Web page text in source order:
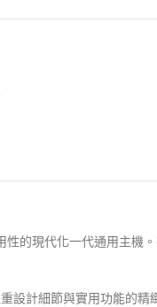
的現代化一代通用主
設計細節與實用功能的精